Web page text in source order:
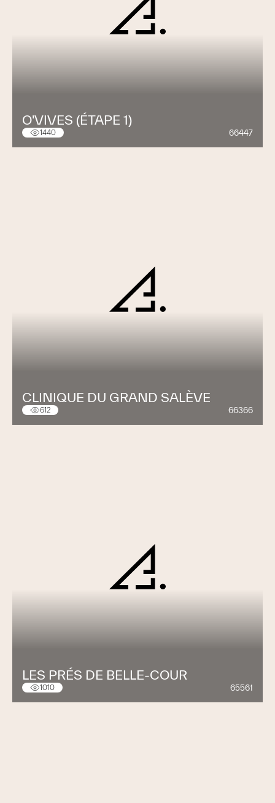
O'VIVES (ÉTAPE 1)
1440 66447
CLINIQUE DU GRAND SALÈVE
612 66366
LES PRÉS DE BELLE-COUR
1010 65561